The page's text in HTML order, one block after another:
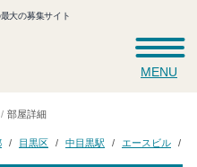
大の募集サイト
MENU
部屋詳細
目黒区 中目黒駅 エースビル